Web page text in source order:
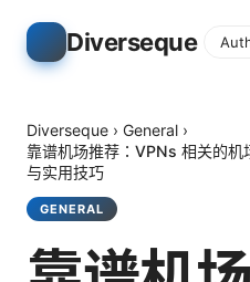
Diverseque
Diverseque › General ›
靠谱机场推荐：VPNs 相关的
与实用技巧
GENERAL